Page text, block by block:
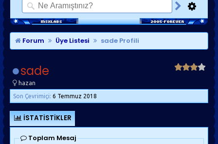
GÜNLÜKLER
SON MESAJLAR
KISAYOLLAR
Forum Üye Listesi sade Profili
sade
hazan
Son Çevrimiçi: 6 Temmuz 2018
İSTATISTIKLER
Toplam Mesaj